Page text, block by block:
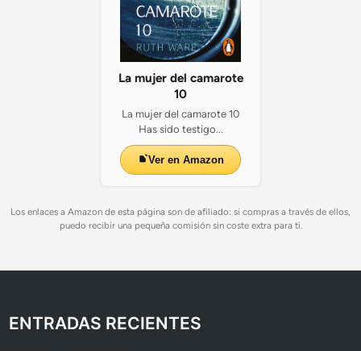
La mujer del camarote
10
La mujer del camarote 10
Has sido testigo...
Ver en Amazon
Los enlaces a Amazon de esta página son de afiliado: si compras a través de ellos,
puedo recibir una pequeña comisión sin coste extra para ti.
ENTRADAS RECIENTES